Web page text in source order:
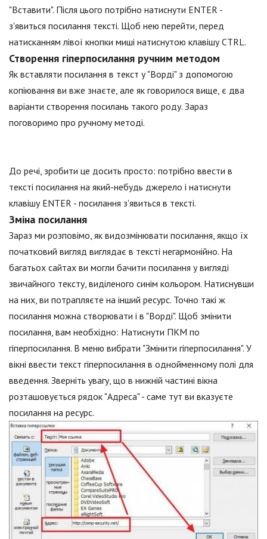
"Вставити". Після цього потрібно натиснути ENTER -
з'явиться посилання тексті. Щоб нею перейти, перед
натисканням лівої кнопки миші натиснутою клавішу CTRL.
Створення гіперпосилання ручним методом
Як вставляти посилання в текст у "Ворді" з допомогою
копіювання ви вже знаєте, але як говорилося вище, є два
варіанти створення посилань такого роду. Зараз
поговоримо про ручному методі.
До речі, зробити це досить просто: потрібно ввести в
тексті посилання на який-небудь джерело і натиснути
клавішу ENTER - посилання з'явиться в тексті.
Зміна посилання
Зараз ми розповімо, як видозмінювати посилання, якщо їх
початковий вигляд виглядає в тексті негармонійно. На
багатьох сайтах ви могли бачити посилання у вигляді
звичайного тексту, виділеного синім кольором. Натиснувши
на них, ви потрапляєте на інший ресурс. Точно такі ж
посилання можна створювати і в "Ворді". Щоб змінити
посилання, вам необхідно: Натиснути ПКМ по
гіперпосилання. В меню вибрати "Змінити гіперпосилання". У
вікні ввести текст гіперпосилання в однойменному полі для
введення. Зверніть увагу, що в нижній частині вікна
розташовується рядок "Адреса" - саме тут ви вказуєте
посилання на ресурс.